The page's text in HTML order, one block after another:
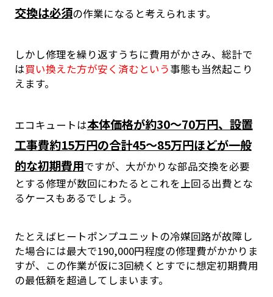
交換は必須の作業になると考えられます。
しかし修理を繰り返すうちに費用がかさみ、総計で
は買い換えた方が安く済むという事態も当然起こり
えます。
エコキュートは本体価格が約30～70万円、設置
工事費約15万円の合計45～85万円ほどが一般
的な初期費用ですが、大がかりな部品交換を必要
とする修理が数回にわたるとこれを上回る出費とな
るケースもあるでしょう。
たとえばヒートポンプユニットの冷媒回路が故障し
た場合には最大で190,000円程度の修理費がかかりま
すが、この作業が仮に3回続くとすでに想定初期費用
の最低額を超過してしまいます。